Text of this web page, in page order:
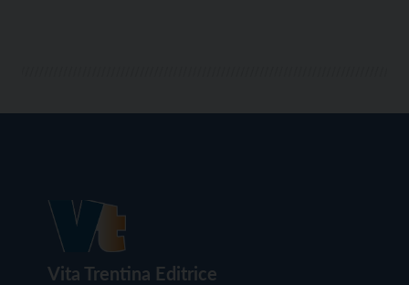
Vita Trentina Editrice